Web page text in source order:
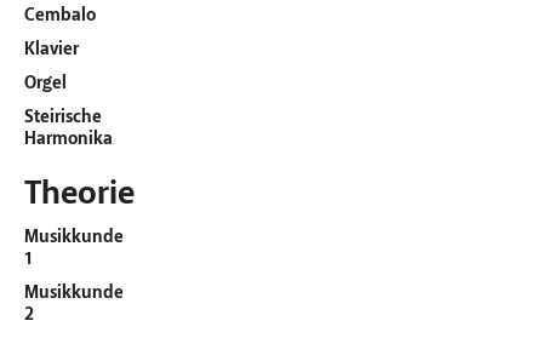
Cembalo
Klavier
Orgel
Steirische
Harmonika
Theorie
Musikkunde
1
Musikkunde
2